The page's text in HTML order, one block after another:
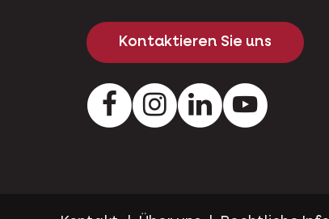
Kontaktieren Sie uns
FacebookInstagramLinkedInYoutube